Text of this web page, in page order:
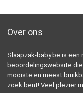
Over ons
Slaapzak-baby.be is
beoordelingswebsite
mooiste en meest
zoek bent! Veel plezier